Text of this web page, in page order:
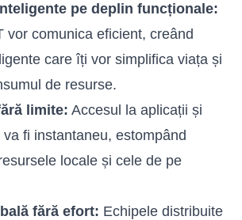
pe deplin funcționale:
vor comunica eficient, creând
care îți vor simplifica viața și
de resurse.
limite: Accesul la aplicații și
fi instantaneu, estompând
locale și cele de pe
fără efort: Echipele distribuite